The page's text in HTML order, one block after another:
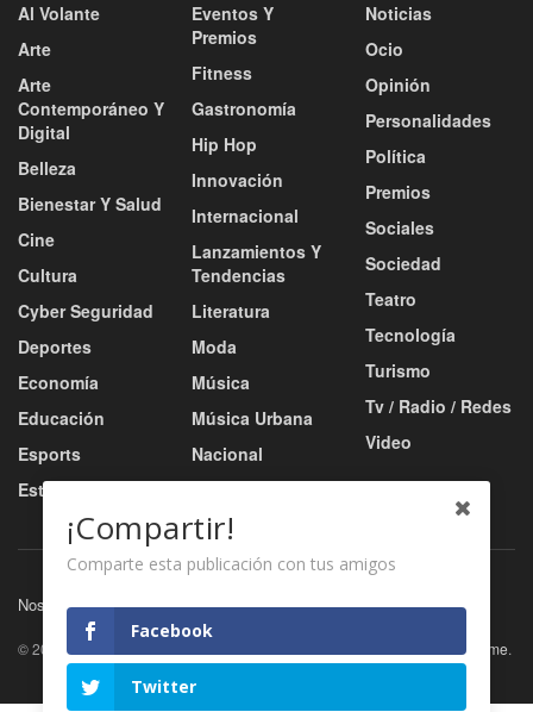
Al Volante
Arte
Arte
Contemporáneo Y
Digital
Belleza
Bienestar Y Salud
Cine
Cultura
Cyber Seguridad
Deportes
Economía
Educación
Esports
Estilo De Vida
Eventos Y
Premios
Fitness
Gastronomía
Hip Hop
Innovación
Internacional
Lanzamientos Y
Tendencias
Literatura
Moda
Música
Música Urbana
Nacional
Noticias
Ocio
Opinión
Personalidades
Política
Premios
Sociales
Sociedad
Teatro
Tecnología
Turismo
Tv / Radio / Redes
Video
Nosotros Servicios Contacto
© 2026 Jegtheme.
¡Compartir!
Comparte esta publicación con tus amigos
Facebook
Twitter